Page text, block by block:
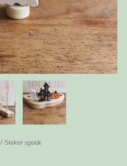
/ Steker spook